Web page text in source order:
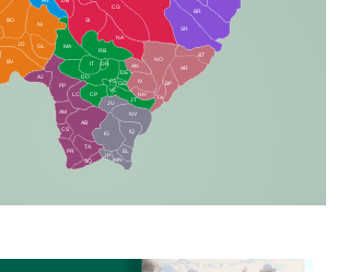
BR
SR
BT
AR
CG
SI
NA
TA
NH
JT
RB
MA
IT
DR
DO
CP
JU
NV
IQ
EL
BO
NI
JD
BV
PP
AJ
LC
AM
AB
JP
CS
PR
TA
SQ
IG
MN
NO
BP
GL
AN
IV
FS
VC
GD
DE